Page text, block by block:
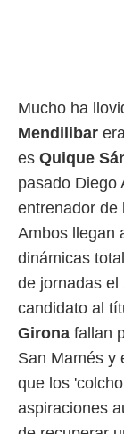
que
sean
el sitio
se
ni para
aunque
no
Puedes
acceder a
web a
Mucho ha
Mendilibar
es Quique
pasado Diego
entrenador de
Ambos llegan
dinámicas
de jornadas el
candidato al
Girona fallan
San Mamés y
que los
aspiraciones